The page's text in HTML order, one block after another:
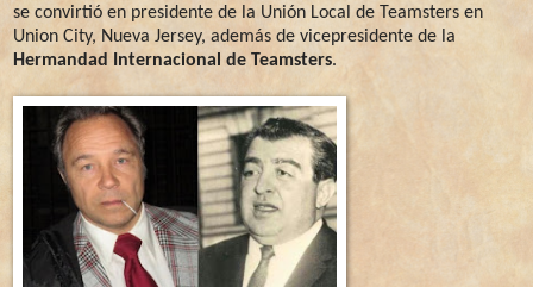
se convirtió en presidente de la Unión Local de Teamsters en
Union City, Nueva Jersey, además de vicepresidente de la
Hermandad Internacional de Teamsters.